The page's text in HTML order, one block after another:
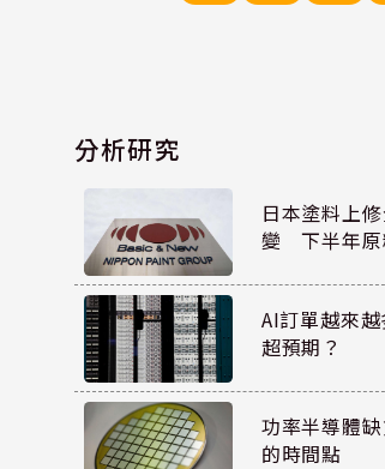
分析研究
日本塗料上
變 下半年原
AI訂單越來
超預期？
功率半導體
的時間點